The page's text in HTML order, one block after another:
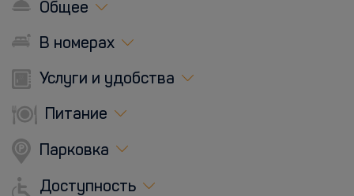
Общее
В номерах
Услуги и удобства
Питание
Парковка
Доступность